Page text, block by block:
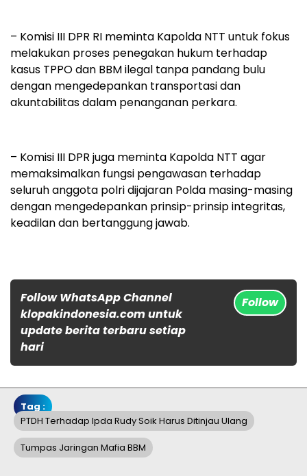
– Komisi III DPR RI meminta Kapolda NTT untuk fokus
melakukan proses penegakan hukum terhadap
kasus TPPO dan BBM ilegal tanpa pandang bulu
dengan mengedepankan transportasi dan
akuntabilitas dalam penanganan perkara.
– Komisi III DPR juga meminta Kapolda NTT agar
memaksimalkan fungsi pengawasan terhadap
seluruh anggota polri dijajaran Polda masing-masing
dengan mengedepankan prinsip-prinsip integritas,
keadilan dan bertanggung jawab.
Follow WhatsApp Channel
klopakindonesia.com untuk
update berita terbaru setiap
hari
Follow
Tag :
PTDH Terhadap Ipda Rudy Soik Harus Ditinjau Ulang
Tumpas Jaringan Mafia BBM